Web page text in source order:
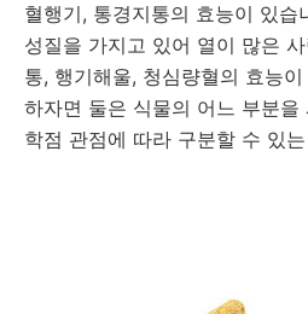
혈행기, 통경지통의 효능이 있습
성질을 가지고 있어 열이 많은
통, 행기해울, 청심량혈의 효능
하자면 둘은 식물의 어느 부분을
학점 관점에 따라 구분할 수 있